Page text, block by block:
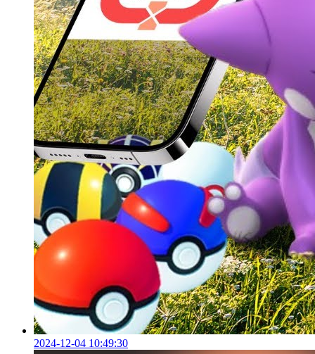
2024-12-04 10:49:30